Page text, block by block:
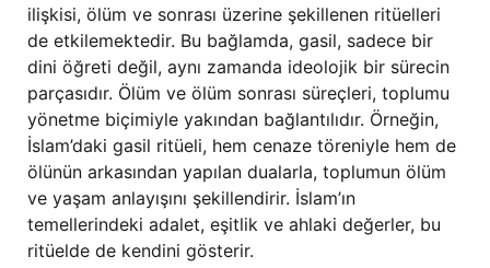
ilişkisi, ölüm ve sonrası üzerine şekillenen ritüelleri
de etkilemektedir. Bu bağlamda, gasil, sadece bir
dini öğreti değil, aynı zamanda ideolojik bir sürecin
parçasıdır. Ölüm ve ölüm sonrası süreçleri, toplumu
yönetme biçimiyle yakından bağlantılıdır. Örneğin,
İslam’daki gasil ritüeli, hem cenaze töreniyle hem de
ölünün arkasından yapılan dualarla, toplumun ölüm
ve yaşam anlayışını şekillendirir. İslam’ın
temellerindeki adalet, eşitlik ve ahlaki değerler, bu
ritüelde de kendini gösterir.